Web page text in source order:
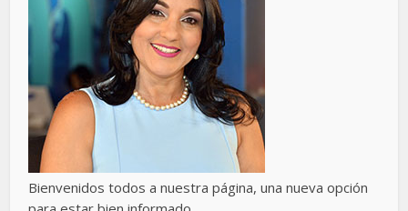
Bienvenidos todos a nuestra página, una nueva opción